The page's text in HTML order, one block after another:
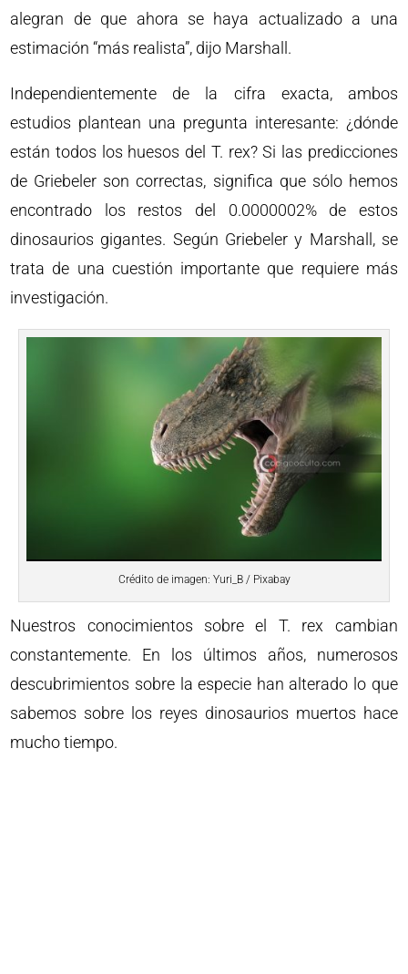
alegran de que ahora se haya actualizado a una
estimación “más realista”, dijo Marshall.
Independientemente de la cifra exacta, ambos
estudios plantean una pregunta interesante: ¿dónde
están todos los huesos del T. rex? Si las predicciones
de Griebeler son correctas, significa que sólo hemos
encontrado los restos del 0.0000002% de estos
dinosaurios gigantes. Según Griebeler y Marshall, se
trata de una cuestión importante que requiere más
investigación.
Crédito de imagen: Yuri_B / Pixabay
Nuestros conocimientos sobre el T. rex cambian
constantemente. En los últimos años, numerosos
descubrimientos sobre la especie han alterado lo que
sabemos sobre los reyes dinosaurios muertos hace
mucho tiempo.